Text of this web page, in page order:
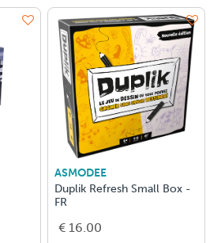
ASMODEE
Duplik Refresh Small Box -
FR
€ 16.00